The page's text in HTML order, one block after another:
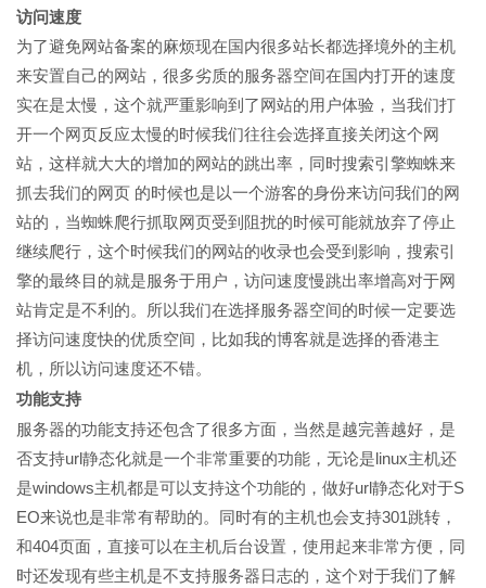
访问速度
为了避免网站备案的麻烦现在国内很多站长都选择境外的主机
来安置自己的网站，很多劣质的服务器空间在国内打开的速度
实在是太慢，这个就严重影响到了网站的用户体验，当我们打
开一个网页反应太慢的时候我们往往会选择直接关闭这个网
站，这样就大大的增加的网站的跳出率，同时搜索引擎蜘蛛来
抓去我们的网页 的时候也是以一个游客的身份来访问我们的网
站的，当蜘蛛爬行抓取网页受到阻扰的时候可能就放弃了停止
继续爬行，这个时候我们的网站的收录也会受到影响，搜索引
擎的最终目的就是服务于用户，访问速度慢跳出率增高对于网
站肯定是不利的。所以我们在选择服务器空间的时候一定要选
择访问速度快的优质空间，比如我的博客就是选择的香港主
机，所以访问速度还不错。
功能支持
服务器的功能支持还包含了很多方面，当然是越完善越好，是
否支持url静态化就是一个非常重要的功能，无论是linux主机还
是windows主机都是可以支持这个功能的，做好url静态化对于S
EO来说也是非常有帮助的。同时有的主机也会支持301跳转，
和404页面，直接可以在主机后台设置，使用起来非常方便，同
时还发现有些主机是不支持服务器日志的，这个对于我们了解